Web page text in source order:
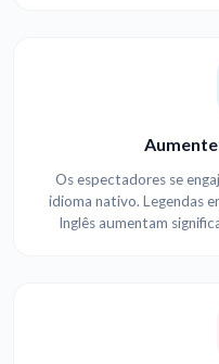
Os espectadores se
idioma nativo. Legendas
Inglês aumentam